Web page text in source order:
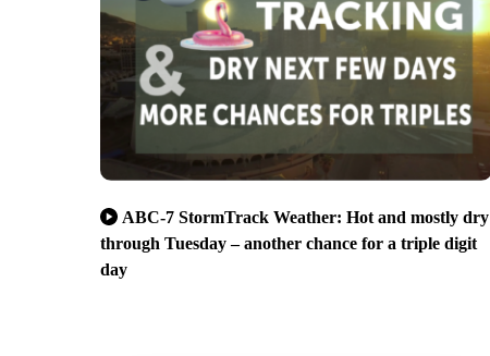
ABC-7 StormTrack Weather: Hot and mostly dry
through Tuesday – another chance for a triple digit
day